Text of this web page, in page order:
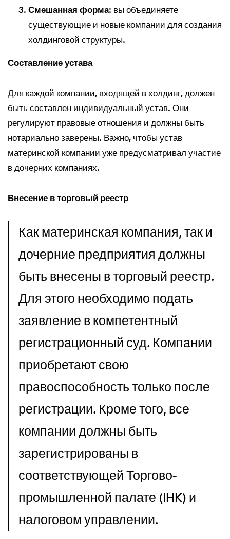
Смешанная форма: вы объединяете
существующие и новые компании для создания
холдинговой структуры.
Составление устава
Для каждой компании, входящей в холдинг, должен
быть составлен индивидуальный устав. Они
регулируют правовые отношения и должны быть
нотариально заверены. Важно, чтобы устав
материнской компании уже предусматривал участие
в дочерних компаниях.
Внесение в торговый реестр
Как материнская компания, так и
дочерние предприятия должны
быть внесены в торговый реестр.
Для этого необходимо подать
заявление в компетентный
регистрационный суд. Компании
приобретают свою
правоспособность только после
регистрации. Кроме того, все
компании должны быть
зарегистрированы в
соответствующей Торгово-
промышленной палате (IHK) и
налоговом управлении.